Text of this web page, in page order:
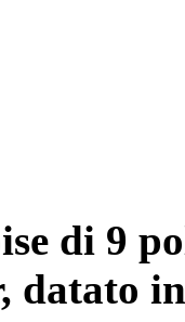
di 9
datato